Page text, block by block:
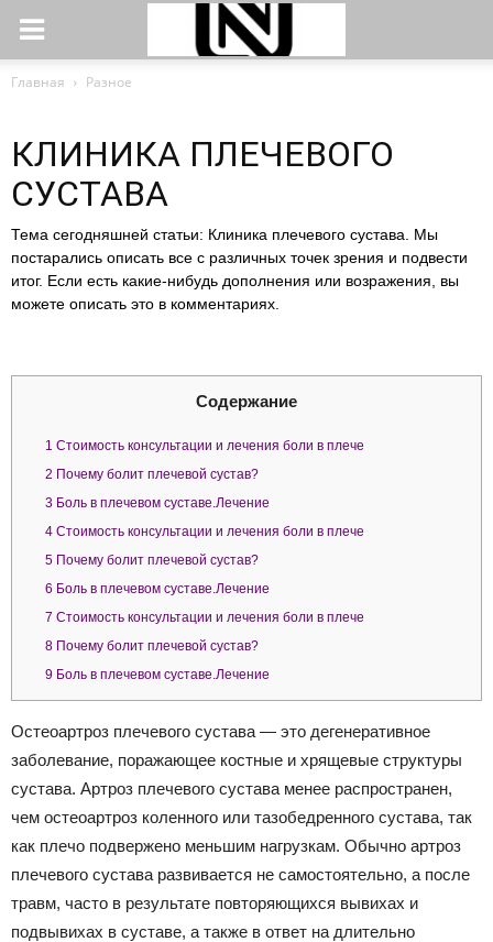
Главная Разное
КЛИНИКА ПЛЕЧЕВОГО
СУСТАВА
Тема сегодняшней статьи: Клиника плечевого сустава. Мы
постарались описать все с различных точек зрения и подвести
итог. Если есть какие-нибудь дополнения или возражения, вы
можете описать это в комментариях.
Содержание
1 Стоимость консультации и лечения боли в плече
2 Почему болит плечевой сустав?
3 Боль в плечевом суставе.Лечение
4 Стоимость консультации и лечения боли в плече
5 Почему болит плечевой сустав?
6 Боль в плечевом суставе.Лечение
7 Стоимость консультации и лечения боли в плече
8 Почему болит плечевой сустав?
9 Боль в плечевом суставе.Лечение
Остеоартроз плечевого сустава — это дегенеративное
заболевание, поражающее костные и хрящевые структуры
сустава. Артроз плечевого сустава менее распространен,
чем остеоартроз коленного или тазобедренного сустава, так
как плечо подвержено меньшим нагрузкам. Обычно артроз
плечевого сустава развивается не самостоятельно, а после
травм, часто в результате повторяющихся вывихах и
подвывихах в суставе, а также в ответ на длительно